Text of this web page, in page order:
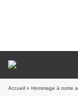
Accueil » Hommage à notre